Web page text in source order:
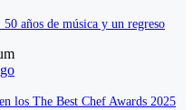
años de música y un regreso
los The Best Chef Awards 2025